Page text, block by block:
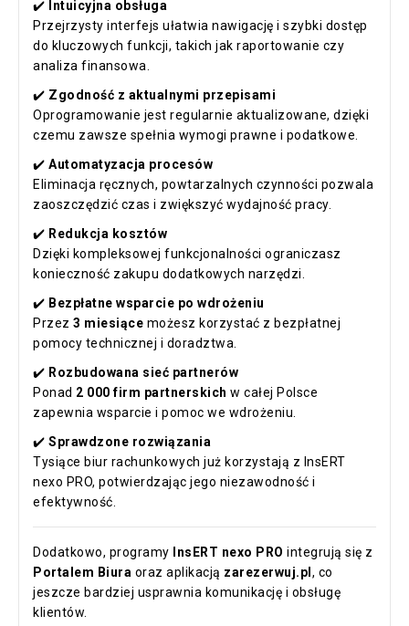
✔️
Intuicyjna obsługa
Przejrzysty interfejs ułatwia nawigację i szybki dostęp
do kluczowych funkcji, takich jak raportowanie czy
analiza finansowa.
✔️ Zgodność z aktualnymi przepisami
Oprogramowanie jest regularnie aktualizowane, dzięki
czemu zawsze spełnia wymogi prawne i podatkowe.
✔️ Automatyzacja procesów
Eliminacja ręcznych, powtarzalnych czynności pozwala
zaoszczędzić czas i zwiększyć wydajność pracy.
✔️ Redukcja kosztów
Dzięki kompleksowej funkcjonalności ograniczasz
konieczność zakupu dodatkowych narzędzi.
✔️ Bezpłatne wsparcie po wdrożeniu
Przez 3 miesiące możesz korzystać z bezpłatnej
pomocy technicznej i doradztwa.
✔️ Rozbudowana sieć partnerów
Ponad 2 000 firm partnerskich w całej Polsce
zapewnia wsparcie i pomoc we wdrożeniu.
✔️ Sprawdzone rozwiązania
Tysiące biur rachunkowych już korzystają z InsERT
nexo PRO, potwierdzając jego niezawodność i
efektywność.
Dodatkowo, programy InsERT nexo PRO integrują się z
Portalem Biura oraz aplikacją zarezerwuj.pl , co
jeszcze bardziej usprawnia komunikację i obsługę
klientów.